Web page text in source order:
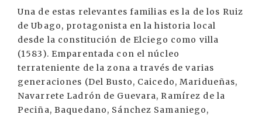
Una de estas relevantes familias es la de los Ruiz
de Ubago, protagonista en la historia local
desde la constitución de Elciego como villa
(1583). Emparentada con el núcleo
terrateniente de la zona a través de varias
generaciones (Del Busto, Caicedo, Maridueñas,
Navarrete Ladrón de Guevara, Ramírez de la
Peciña, Baquedano, Sánchez Samaniego,